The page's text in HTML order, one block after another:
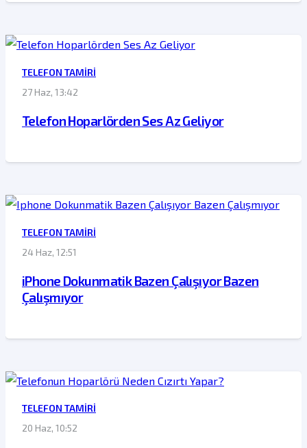
TELEFON TAMIRI
27 Haz, 13:42
Telefon Hoparlörden Ses Az Geliyor
TELEFON TAMIRI
24 Haz, 12:51
iPhone Dokunmatik Bazen Çalışıyor Bazen
Çalışmıyor
TELEFON TAMIRI
20 Haz, 10:52